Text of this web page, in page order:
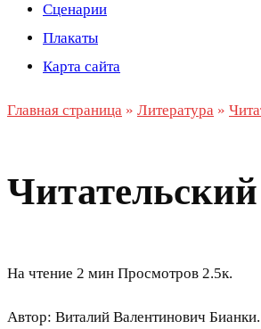
Сценарии
Плакаты
Карта сайта
Главная страница » Литература »
На чтение 2 мин Просмотров 2.5к.
Автор: Виталий Валентинович Бианки.